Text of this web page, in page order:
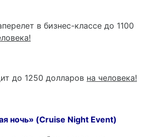
в бизнес-классе до 1100
до 1250 долларов на человека!
ночь» (Cruise Night Event)